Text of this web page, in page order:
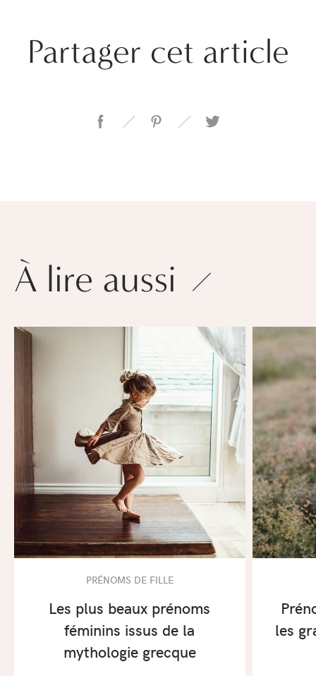
Partager cet article
À lire aussi
PRÉNOMS DE FILLE
Les plus beaux prénoms
féminins issus de la
mythologie grecque
les